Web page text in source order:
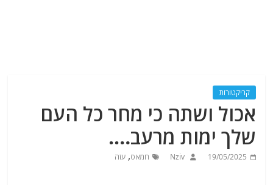
קריקטורות
אכול ושתה כי מחר כל העם
שלך ימות מרעב….
19/05/2025
Nziv חמאס,עזה